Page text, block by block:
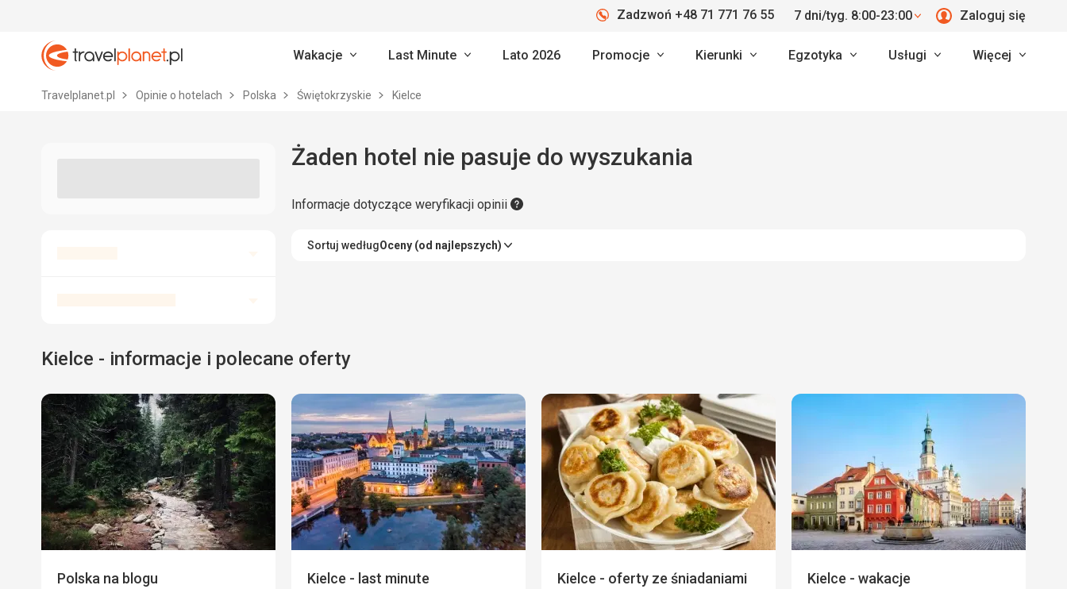
Travelplanet.pl
Zadzwoń +48 71 771 76 55 7 dni/tyg. 8:00-23:00 Zaloguj się
Wakacje Last Minute Lato 2026 Promocje Kierunki Egzotyka Usługi Więcej
Travelplanet.pl Opinie o hotelach Polska Świętokrzyskie Kielce
Żaden hotel nie pasuje do wyszukania
Informacje dotyczące weryfikacji opinii
Sortuj wedługOceny (od najlepszych)
Kielce - informacje i polecane oferty
Polska na blogu Kielce - last minute Kielce - oferty ze śniadaniami Kielce - wakacje